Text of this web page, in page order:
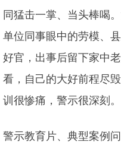
同猛击一掌、当头棒喝
单位同事眼中的劳模、
好官，出事后留下家中
看，自己的大好前程尽
训很惨痛，警示很深刻。
警示教育片、典型案例